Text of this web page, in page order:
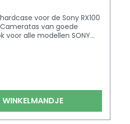
voor de Sony RX100
van goede
voor alle modellen SONY
tas met schouderriem en
WINKELMANDJE